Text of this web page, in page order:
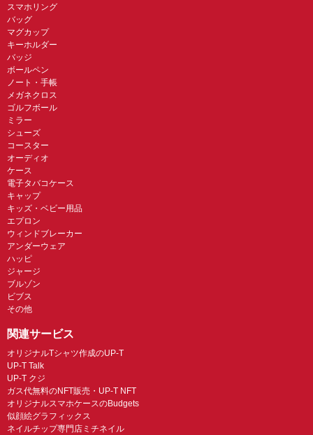
スマホリング
バッグ
マグカップ
キーホルダー
バッジ
ボールペン
ノート・手帳
メガネクロス
ゴルフボール
ミラー
シューズ
コースター
オーディオ
ケース
電子タバコケース
キャップ
キッズ・ベビー用品
エプロン
ウィンドブレーカー
アンダーウェア
ハッピ
ジャージ
ブルゾン
ビブス
その他
関連サービス
オリジナルTシャツ作成のUP-T
UP-T Talk
UP-T クジ
ガス代無料のNFT販売・UP-T NFT
オリジナルスマホケースのBudgets
似顔絵グラフィックス
ネイルチップ専門店ミチネイル